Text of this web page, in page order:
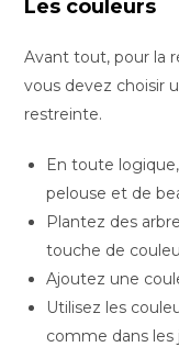
Les couleurs
Avant tout, pour la
vous devez choisir
restreinte.
En toute
pelouse et de
Plantez des
touche de
Ajoutez une
Utilisez les
comme dans les